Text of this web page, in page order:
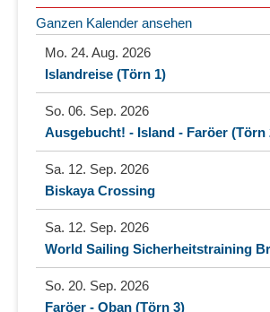
Ganzen Kalender ansehen
Mo. 24. Aug. 2026
Islandreise (Törn 1)
So. 06. Sep. 2026
Ausgebucht! - Island - Faröer (Törn
Sa. 12. Sep. 2026
Biskaya Crossing
Sa. 12. Sep. 2026
World Sailing Sicherheitstraining
So. 20. Sep. 2026
Faröer - Oban (Törn 3)